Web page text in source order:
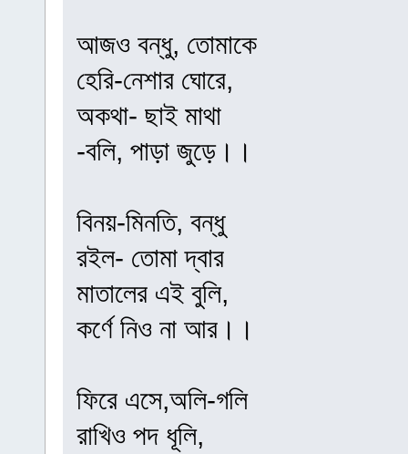
আজও বন্ধু, তোমাকে
হেরি-নেশার ঘোরে,
অকথা- ছাই মাথা
-বলি, পাড়া জুড়ে।।
বিনয়-মিনতি, বন্ধু
রইল- তোমা দ্বার
মাতালের এই বুলি,
কর্ণে নিও না আর।।
ফিরে এসে,অলি-গলি
রাখিও পদ ধূলি,